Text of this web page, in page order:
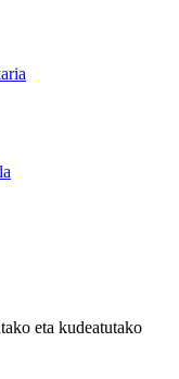
eta kudeatutako